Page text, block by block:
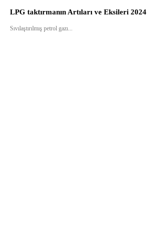
LPG taktırmanın Artıları ve Eksileri 2024
Sıvılaştırılmış petrol gazı...